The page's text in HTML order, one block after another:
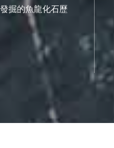
掘的魚龍化石歷